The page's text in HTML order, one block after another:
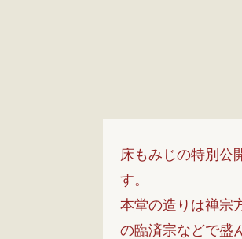
床もみじの特別公
す。
本堂の造りは禅宗
の臨済宗などで盛